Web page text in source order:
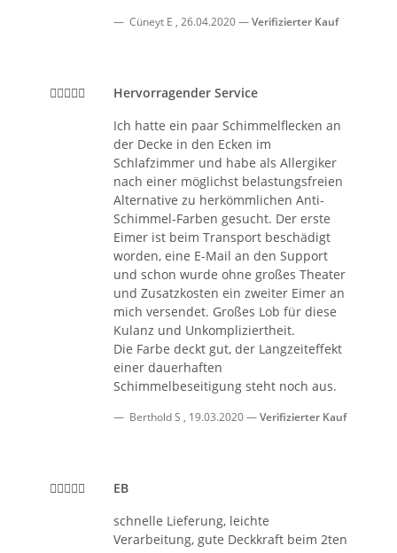
Cüneyt E , 26.04.2020 Verifizierter Kauf
Hervorragender Service
Ich hatte ein paar Schimmelflecken an
der Decke in den Ecken im
Schlafzimmer und habe als Allergiker
nach einer möglichst belastungsfreien
Alternative zu herkömmlichen Anti-
Schimmel-Farben gesucht. Der erste
Eimer ist beim Transport beschädigt
worden, eine E-Mail an den Support
und schon wurde ohne großes Theater
und Zusatzkosten ein zweiter Eimer an
mich versendet. Großes Lob für diese
Kulanz und Unkompliziertheit.
Die Farbe deckt gut, der Langzeiteffekt
einer dauerhaften
Schimmelbeseitigung steht noch aus.
Berthold S , 19.03.2020 Verifizierter Kauf
EB
schnelle Lieferung, leichte
Verarbeitung, gute Deckkraft beim 2ten